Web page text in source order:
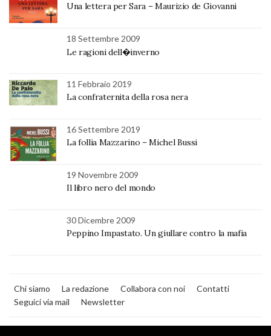
Una lettera per Sara – Maurizio de Giovanni
18 Settembre 2009
Le ragioni dell�inverno
11 Febbraio 2019
La confraternita della rosa nera
16 Settembre 2019
La follia Mazzarino – Michel Bussi
19 Novembre 2009
Il libro nero del mondo
30 Dicembre 2009
Peppino Impastato. Un giullare contro la mafia
Chi siamo La redazione Collabora con noi
Contatti
Seguici via mail
Newsletter